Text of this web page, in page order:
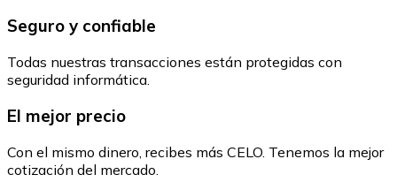
Seguro y confiable
Todas nuestras transacciones están protegidas con
seguridad informática.
El mejor precio
Con el mismo dinero, recibes más CELO. Tenemos la mejor
cotización del mercado.